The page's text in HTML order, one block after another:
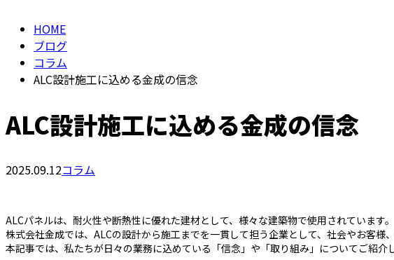
HOME
ブログ
コラム
ALC設計施工に込める金成の信念
ALC設計施工に込める金成の信念
2025.09.12コラム
ALCパネルは、耐火性や断熱性に優れた建材として、様々な建築物で使用されています。
株式会社金成では、ALCの設計から施工までを一貫して担う企業として、社会やお客様
本記事では、私たちが日々の業務に込めている「信念」や「取り組み」についてご紹介し